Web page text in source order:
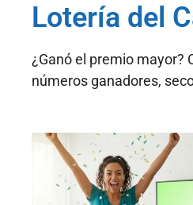
Lotería del
¿Ganó el premio mayor?
números ganadores,